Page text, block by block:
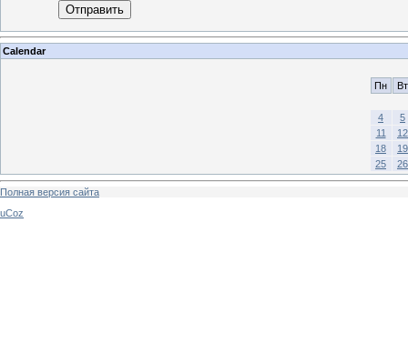
Отправить
Calendar
Пн Вт
4
5
11
12
18
19
25
26
Полная версия сайта
uCoz